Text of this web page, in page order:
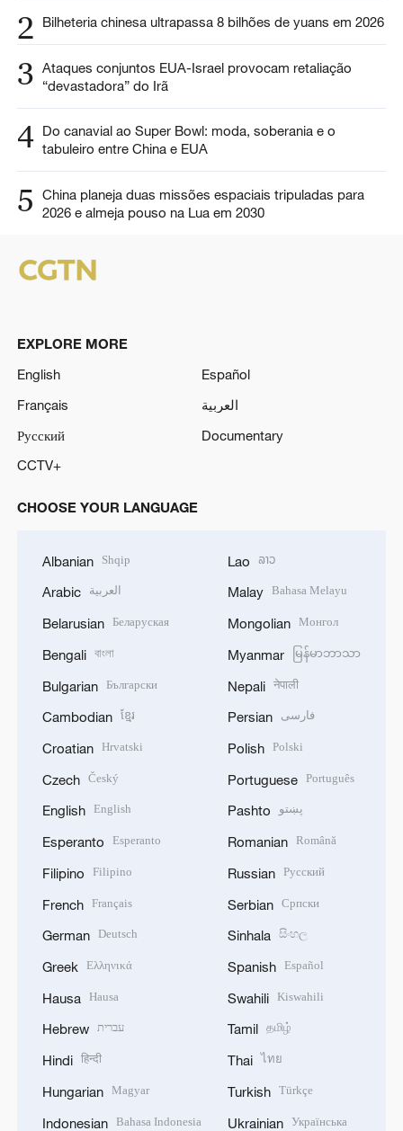
2 Bilheteria chinesa ultrapassa 8 bilhões de yuans em 2026
3 Ataques conjuntos EUA-Israel provocam retaliação
“devastadora” do Irã
4 Do canavial ao Super Bowl: moda, soberania e o
tabuleiro entre China e EUA
5
China planeja duas missões espaciais tripuladas para
2026 e almeja pouso na Lua em 2030
EXPLORE MORE
English
Español
Français
العربية
Русский
Documentary
CCTV+
CHOOSE YOUR LANGUAGE
Albanian Shqip
Arabic العربية
Belarusian Беларуская
Bengali বাংলা
Bulgarian Български
Cambodian ខ្មែរ
Croatian Hrvatski
Czech Český
English English
Esperanto Esperanto
Filipino Filipino
French Français
German Deutsch
Greek Ελληνικά
Hausa Hausa
Hebrew עברית
Hindi हिन्दी
Hungarian Magyar
Indonesian Bahasa Indonesia
Lao ລາວ
Malay Bahasa Melayu
Mongolian Монгол
Myanmar မြန်မာဘာသာ
Nepali नेपाली
Persian فارسی
Polish Polski
Portuguese Português
Pashto پښتو
Romanian Română
Russian Русский
Serbian Српски
Sinhala සිංහල
Spanish Español
Swahili Kiswahili
Tamil தமிழ்
Thai ไทย
Turkish Türkçe
Ukrainian Українська